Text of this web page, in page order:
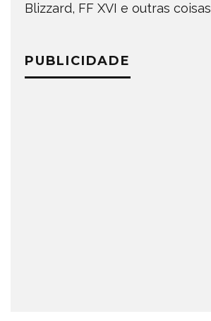
Blizzard, FF XVI e outras coisas
PUBLICIDADE